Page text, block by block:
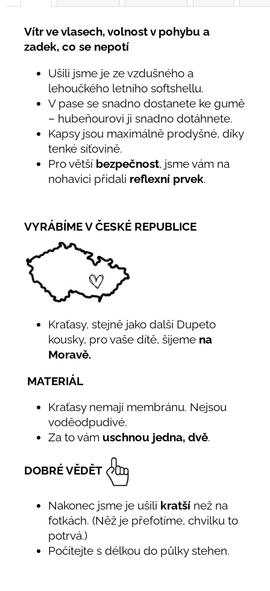
Vítr ve vlasech, volnost v pohybu a
zadek, co se nepotí
Ušili jsme je ze vzdušného a
lehoučkého letního softshellu.
V pase se snadno dostanete ke gumě
– hubeňourovi ji snadno dotáhnete.
Kapsy jsou maximálně prodyšné, díky
tenké síťovině.
Pro větší bezpečnost, jsme vám na
nohavici přidali reflexní prvek.
VYRÁBÍME V ČESKÉ REPUBLICE
Kraťasy, stejně jako další Dupeto
kousky, pro vaše dítě, šijeme na
Moravě.
MATERIÁL
Kraťasy nemají membránu. Nejsou
voděodpudivé.
Za to vám uschnou jedna, dvě.
DOBRÉ VĚDĚT
Nakonec jsme je ušili kratší než na
fotkách. (Něž je přefotíme, chvilku to
potrvá.)
Počítejte s délkou do půlky stehen.